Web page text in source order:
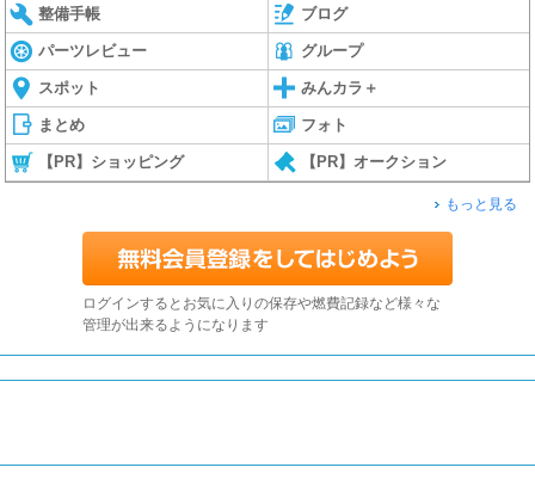
整備手帳 ブログ
パーツレビュー グループ
スポット みんカラ＋
まとめ フォト
【PR】ショッピング 【PR】オークション
もっと見る
ログインするとお気に入りの保存や燃費記録など様々な
管理が出来るようになります